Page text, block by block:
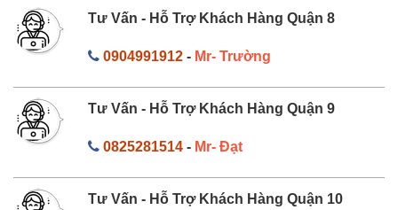
Tư Vấn - Hỗ Trợ Khách Hàng Quận 8
0904991912- Mr- Trường
Tư Vấn - Hỗ Trợ Khách Hàng Quận 9
0825281514- Mr- Đạt
Tư Vấn - Hỗ Trợ Khách Hàng Quận 10